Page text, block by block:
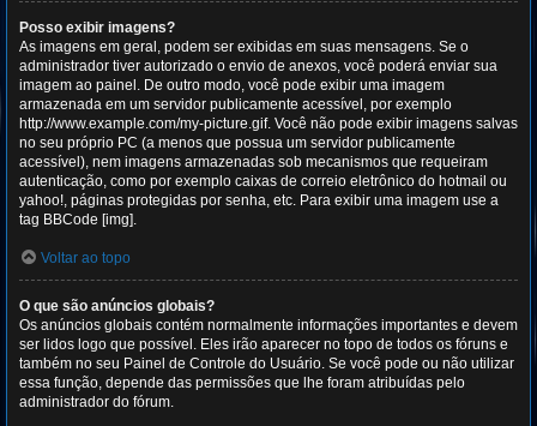
Posso exibir imagens?
As imagens em geral, podem ser exibidas em suas mensagens. Se o
administrador tiver autorizado o envio de anexos, você poderá enviar sua
imagem ao painel. De outro modo, você pode exibir uma imagem
armazenada em um servidor publicamente acessível, por exemplo
http://www.example.com/my-picture.gif. Você não pode exibir imagens salvas
no seu próprio PC (a menos que possua um servidor publicamente
acessível), nem imagens armazenadas sob mecanismos que requeiram
autenticação, como por exemplo caixas de correio eletrônico do hotmail ou
yahoo!, páginas protegidas por senha, etc. Para exibir uma imagem use a
tag BBCode [img].
Voltar ao topo
O que são anúncios globais?
Os anúncios globais contém normalmente informações importantes e devem
ser lidos logo que possível. Eles irão aparecer no topo de todos os fóruns e
também no seu Painel de Controle do Usuário. Se você pode ou não utilizar
essa função, depende das permissões que lhe foram atribuídas pelo
administrador do fórum.